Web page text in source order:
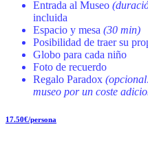
Entrada al Museo
incluida
Espacio y mesa (30 min)
Posibilidad de traer su
Globo para cada niño
Foto de recuerdo
Regalo Paradox
museo por un coste
17.50€/persona